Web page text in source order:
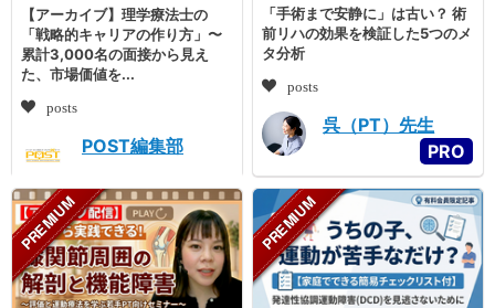
【アーカイブ】理学療法士の
「戦略的キャリアの作り方」〜
累計3,000名の面接から見え
た、市場価値を...
posts
POST編集部
「手術まで安静に」は古い？ 術
前リハの効果を検証した5つのメ
タ分析
posts
呉（PT）先生